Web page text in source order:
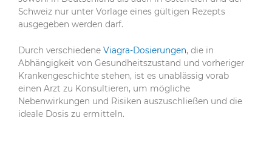
Schweiz nur unter Vorlage eines gültigen Rezepts
ausgegeben werden darf.
Durch verschiedene Viagra-Dosierungen, die in
Abhängigkeit von Gesundheitszustand und vorheriger
Krankengeschichte stehen, ist es unablässig vorab
einen Arzt zu Konsultieren, um mögliche
Nebenwirkungen und Risiken auszuschließen und die
ideale Dosis zu ermitteln.